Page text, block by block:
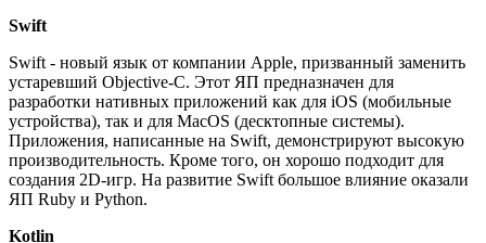
Swift
Swift - новый язык от компании Apple, призванный заменить
устаревший Objective-C. Этот ЯП предназначен для
разработки нативных приложений как для iOS (мобильные
устройства), так и для MacOS (десктопные системы).
Приложения, написанные на Swift, демонстрируют высокую
производительность. Кроме того, он хорошо подходит для
создания 2D-игр. На развитие Swift большое влияние оказали
ЯП Ruby и Python.
Kotlin